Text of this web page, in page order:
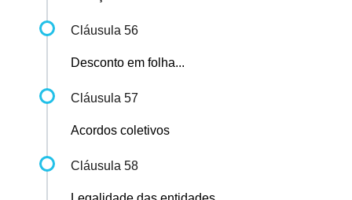
Cláusula 56
Desconto em folha...
Cláusula 57
Acordos coletivos
Cláusula 58